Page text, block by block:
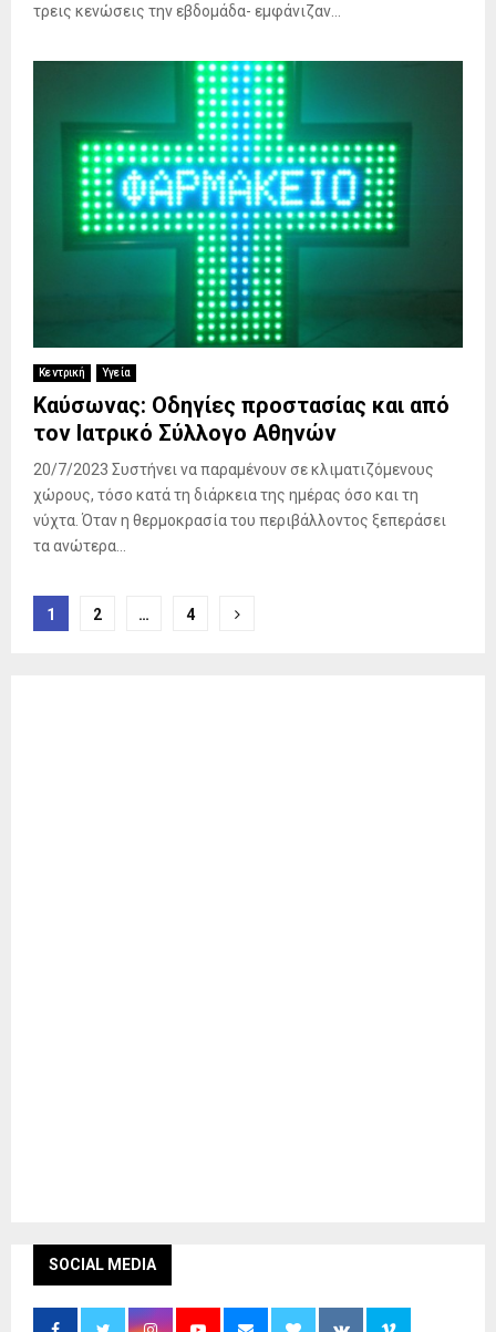
τρεις κενώσεις την εβδομάδα- εμφάνιζαν...
Κεντρική Υγεία
Καύσωνας: Οδηγίες προστασίας και από
τον Ιατρικό Σύλλογο Αθηνών
20/7/2023 Συστήνει να παραμένουν σε κλιματιζόμενους
χώρους, τόσο κατά τη διάρκεια της ημέρας όσο και τη
νύχτα. Όταν η θερμοκρασία του περιβάλλοντος ξεπεράσει
τα ανώτερα...
Σελιδοποίηση
1 2 … 4
SOCIAL MEDIA